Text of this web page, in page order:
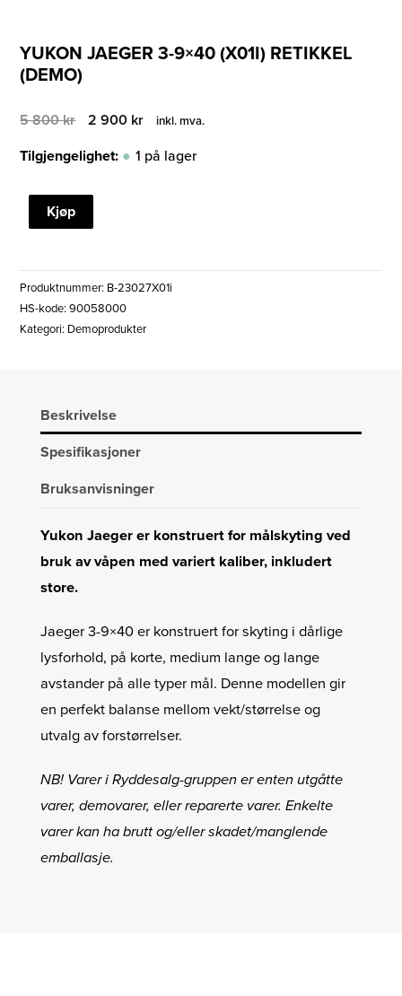
YUKON JAEGER 3-9×40 (X01I) RETIKKEL
(DEMO)
5 800kr
Opprinnelig
var:
5
2 900 kr
Nåværende
er:
2
inkl. mva.
Tilgjengelighet: 1 på lager
YUKON
JAEGER
9x40
(X01i)
RETIKKEL
(DEMO)
Kjøp
Produktnummer: B-23027X01i
HS-kode: 90058000
Kategori: Demoprodukter
Beskrivelse
Spesifikasjoner
Bruksanvisninger
Yukon Jaeger er konstruert for målskyting ved
bruk av våpen med variert kaliber, inkludert
store.
Jaeger 3-9×40 er konstruert for skyting i dårlige
lysforhold, på korte, medium lange og lange
avstander på alle typer mål. Denne modellen gir
en perfekt balanse mellom vekt/størrelse og
utvalg av forstørrelser.
NB! Varer i Ryddesalg-gruppen er enten utgåtte
varer, demovarer, eller reparerte varer. Enkelte
varer kan ha brutt og/eller skadet/manglende
emballasje.